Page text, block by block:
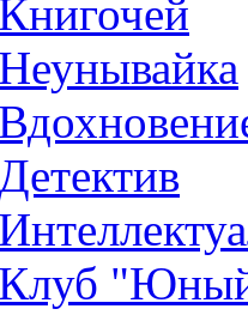
Книгочей
Неунывайка
Клуб "Юный